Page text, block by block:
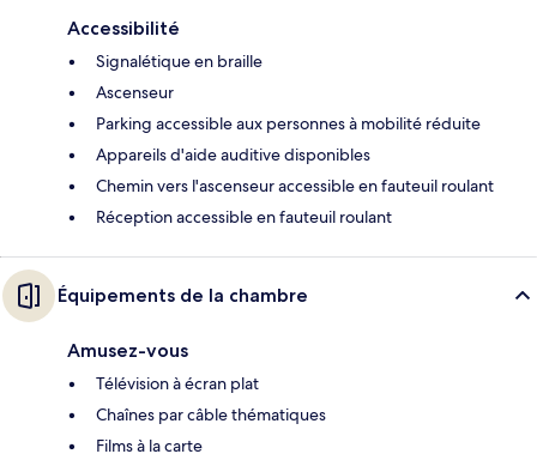
Accessibilité
Signalétique en braille
Ascenseur
Parking accessible aux personnes à mobilité réduite
Appareils d'aide auditive disponibles
Chemin vers l'ascenseur accessible en fauteuil roulant
Réception accessible en fauteuil roulant
Équipements de la chambre
Amusez-vous
Télévision à écran plat
Chaînes par câble thématiques
Films à la carte